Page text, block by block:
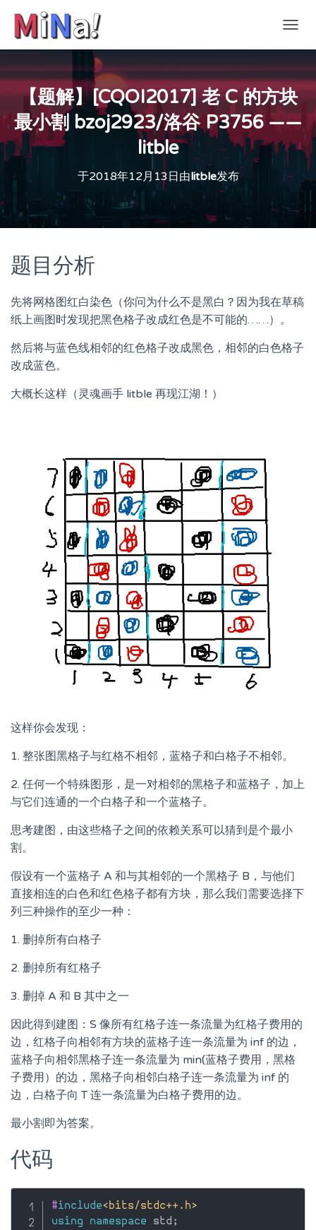
换
【题解】[CQOI2017] 老 C 的方块
最小割 bzoj2923/洛谷 P3756 ——
litble
于2018年12月13日 由litble发布
题目分析
先将网格图红白染色（你问为什么不是黑白？因为我在草稿
纸上画图时发现把黑色格子改成红色是不可能的……）。
然后将与蓝色线相邻的红色格子改成黑色，相邻的白色格子
改成蓝色。
大概长这样（灵魂画手 litble 再现江湖！）
这样你会发现：
1. 整张图黑格子与红格不相邻，蓝格子和白格子不相邻。
2. 任何一个特殊图形，是一对相邻的黑格子和蓝格子，加上
与它们连通的一个白格子和一个蓝格子。
思考建图，由这些格子之间的依赖关系可以猜到是个最小
割。
假设有一个蓝格子 A 和与其相邻的一个黑格子 B，与他们
直接相连的白色和红色格子都有方块，那么我们需要选择下
列三种操作的至少一种：
1. 删掉所有白格子
2. 删掉所有红格子
3. 删掉 A 和 B 其中之一
因此得到建图：S 像所有红格子连一条流量为红格子费用的
边，红格子向相邻有方块的蓝格子连一条流量为 inf 的边，
蓝格子向相邻黑格子连一条流量为 min(蓝格子费用，黑格
子费用）的边，黑格子向相邻白格子连一条流量为 inf 的
边，白格子向 T 连一条流量为白格子费用的边。
最小割即为答案。
代码
#include<bits/stdc++.h>
using
namespace std ;